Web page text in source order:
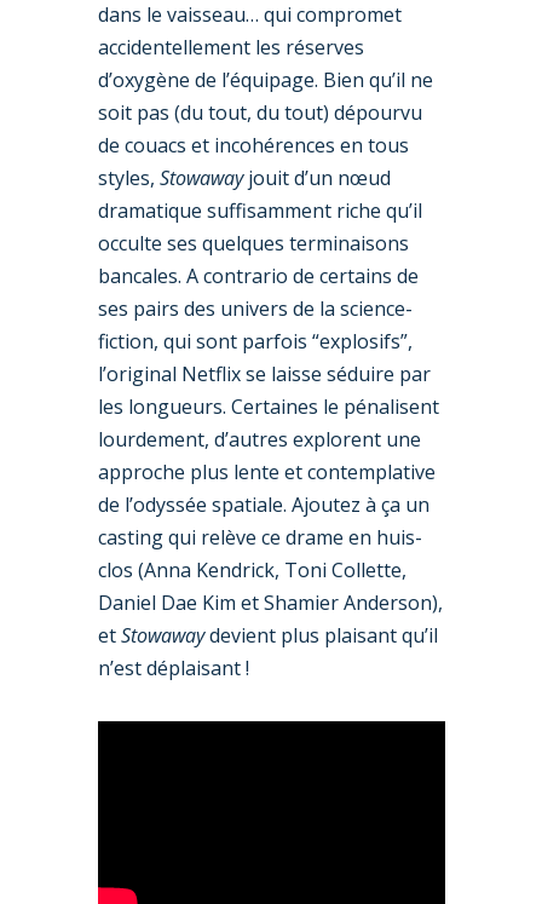
dans le vaisseau… qui compromet
accidentellement les réserves
d’oxygène de l’équipage. Bien qu’il ne
soit pas (du tout, du tout) dépourvu
de couacs et incohérences en tous
styles, Stowawayjouit d’un nœud
dramatique suffisamment riche qu’il
occulte ses quelques terminaisons
bancales. A contrario de certains de
ses pairs des univers de la science-
fiction, qui sont parfois “explosifs”,
l’original Netflix se laisse séduire par
les longueurs. Certaines le pénalisent
lourdement, d’autres explorent une
approche plus lente et contemplative
de l’odyssée spatiale. Ajoutez à ça un
casting qui relève ce drame en huis-
clos (Anna Kendrick, Toni Collette,
Daniel Dae Kim et Shamier Anderson),
etStowawaydevient plus plaisant qu’il
n’est déplaisant !